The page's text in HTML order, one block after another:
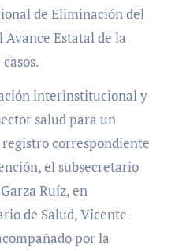
de Eliminación del
Estatal de la
interinstitucional y
salud para un
correspondiente
el subsecretario
Ruíz, en
de Salud, Vicente
por la